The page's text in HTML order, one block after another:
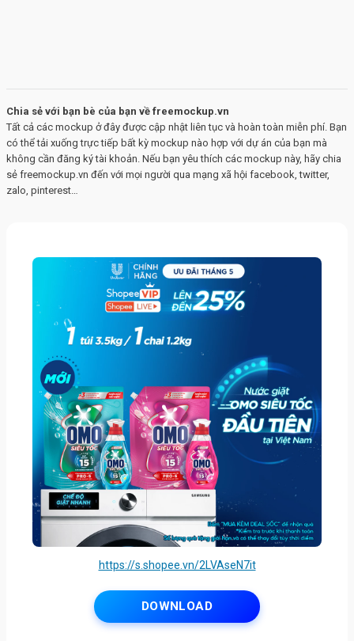
Chia sẻ với bạn bè của bạn về freemockup.vn
Tất cả các mockup ở đây được cập nhật liên tục và hoàn toàn miễn phí. Bạn
có thể tải xuống trực tiếp bất kỳ mockup nào hợp với dự án của bạn mà
không cần đăng ký tài khoản. Nếu bạn yêu thích các mockup này, hãy chia
sẻ freemockup.vn đến với mọi người qua mạng xã hội facebook, twitter,
zalo, pinterest…
https://s.shopee.vn/2LVAseN7it
DOWNLOAD